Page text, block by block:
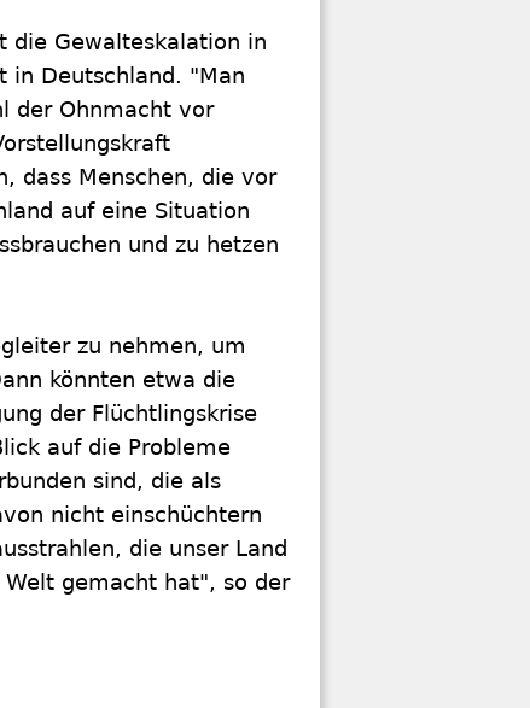
die Gewalteskalation in
in Deutschland. "Man
der Ohnmacht vor
dass Menschen, die vor
auf eine Situation
und zu hetzen
zu nehmen, um
könnten etwa die
der Flüchtlingskrise
auf die Probleme
sind, die als
nicht einschüchtern
die unser Land
gemacht hat", so der